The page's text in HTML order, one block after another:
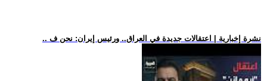
.. نشرة إخبارية | اعتقالات جديدة في العراق.. ورئيس إيران: نحن ف